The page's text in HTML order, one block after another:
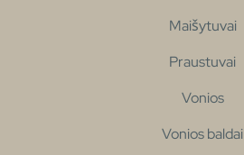
Maišytuvai
Praustuvai
Vonios
Vonios baldai